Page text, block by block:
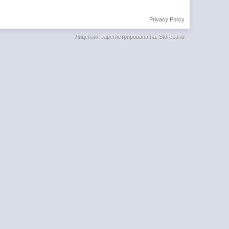
Privacy Policy
Лицензия зарегистрирована на: StoreLand